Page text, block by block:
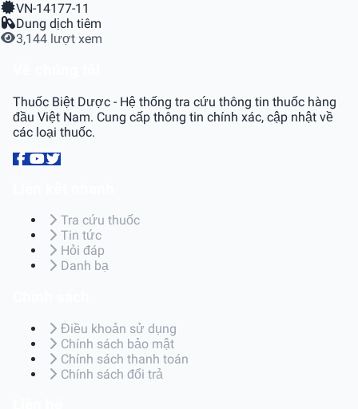
VN-14177-11
Dung dịch tiêm
3,144 lượt xem
Thuốc Biệt Dược - Hệ thống tra cứu thông tin thuốc hàng
đầu Việt Nam. Cung cấp thông tin chính xác, cập nhật về
các loại thuốc.
Tra cứu thuốc
Tin tức
Hỏi đáp
Danh bạ
Điều khoản sử dụng
Chính sách bảo mật
Chính sách thanh toán
Chính sách đổi trả